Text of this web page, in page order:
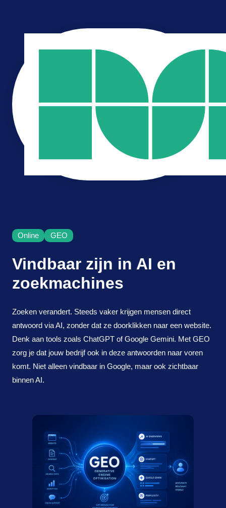
advertising
over Karlijn
vrijblijvend kennismaken
Online GEO
Vindbaar zijn in AI en
zoekmachines
Zoeken verandert. Steeds vaker krijgen mensen direct
antwoord via AI, zonder dat ze doorklikken naar een website.
Denk aan tools zoals ChatGPT ofGoogle Gemini. Met GEO
zorg je dat jouw bedrijf ook in deze antwoorden naar voren
komt. Niet alleen vindbaar in Google, maar ook zichtbaar
binnen AI.